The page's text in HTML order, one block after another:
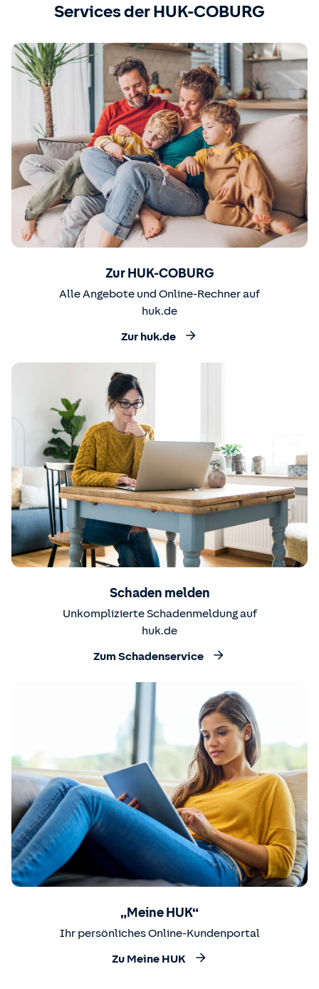
Services der HUK-COBURG
Zur HUK-COBURG
Alle Angebote und Online-Rechner auf
huk.de
Zur huk.de
Schaden melden
Unkomplizierte Schadenmeldung auf
huk.de
Zum Schadenservice
„Meine HUK“
Ihr persönliches Online-Kundenportal
Zu Meine HUK